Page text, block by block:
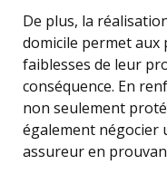
De plus, la
domicile permet
faiblesses de leur
conséquence. En
non seulement
également négocier
assureur en